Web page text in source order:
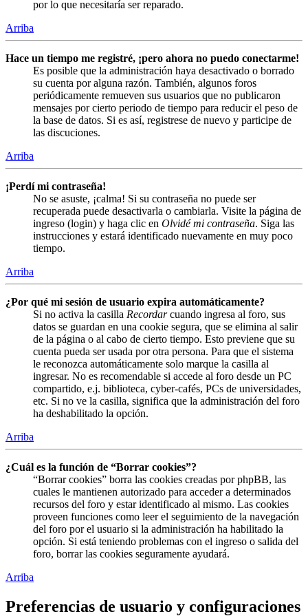
por lo que necesitaría ser reparado.
Arriba
Hace un tiempo me registré, ¡pero ahora no puedo conectarme!
Es posible que la administración haya desactivado o borrado
su cuenta por alguna razón. También, algunos foros
periódicamente remueven sus usuarios que no publicaron
mensajes por cierto periodo de tiempo para reducir el peso de
la base de datos. Si es así, registrese de nuevo y participe de
las discuciones.
Arriba
¡Perdí mi contraseña!
No se asuste, ¡calma! Si su contraseña no puede ser
recuperada puede desactivarla o cambiarla. Visite la página de
ingreso (login) y haga clic en Olvidé mi contraseña. Siga las
instrucciones y estará identificado nuevamente en muy poco
tiempo.
Arriba
¿Por qué mi sesión de usuario expira automáticamente?
Si no activa la casilla Recordarcuando ingresa al foro, sus
datos se guardan en una cookie segura, que se elimina al salir
de la página o al cabo de cierto tiempo. Esto previene que su
cuenta pueda ser usada por otra persona. Para que el sistema
le reconozca automáticamente solo marque la casilla al
ingresar. No es recomendable si accede al foro desde un PC
compartido, e.j. biblioteca, cyber-cafés, PCs de universidades,
etc. Si no ve la casilla, significa que la administración del foro
ha deshabilitado la opción.
Arriba
¿Cuál es la función de “Borrar cookies”?
“Borrar cookies” borra las cookies creadas por phpBB, las
cuales le mantienen autorizado para acceder a determinados
recursos del foro y estar identificado al mismo. Las cookies
proveen funciones como leer el seguimiento de la navegación
del foro por el usuario si la administración ha habilitado la
opción. Si está teniendo problemas con el ingreso o salida del
foro, borrar las cookies seguramente ayudará.
Arriba
Preferencias de usuario y configuraciones